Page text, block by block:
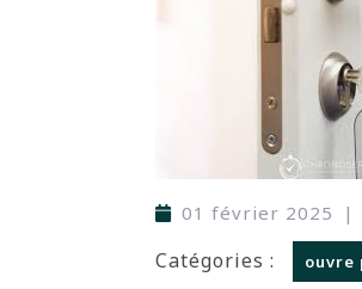
01 février 2025 |
Catégories : ouvre